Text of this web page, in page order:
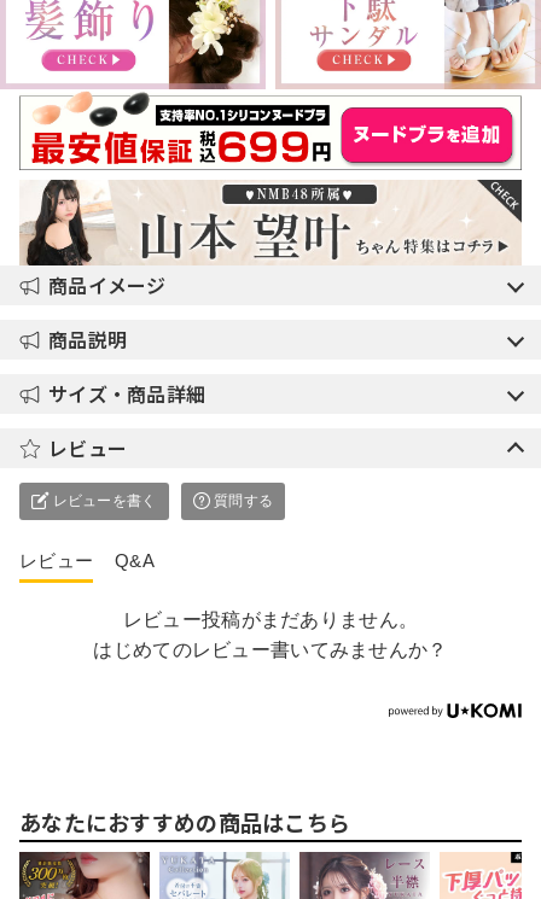
商品イメージ
商品説明
サイズ・商品詳細
レビュー
レビューを書く 質問する
レビュー Q&A
レビュー投稿がまだありません。
はじめてのレビュー書いてみませんか？
あなたにおすすめの商品はこちら